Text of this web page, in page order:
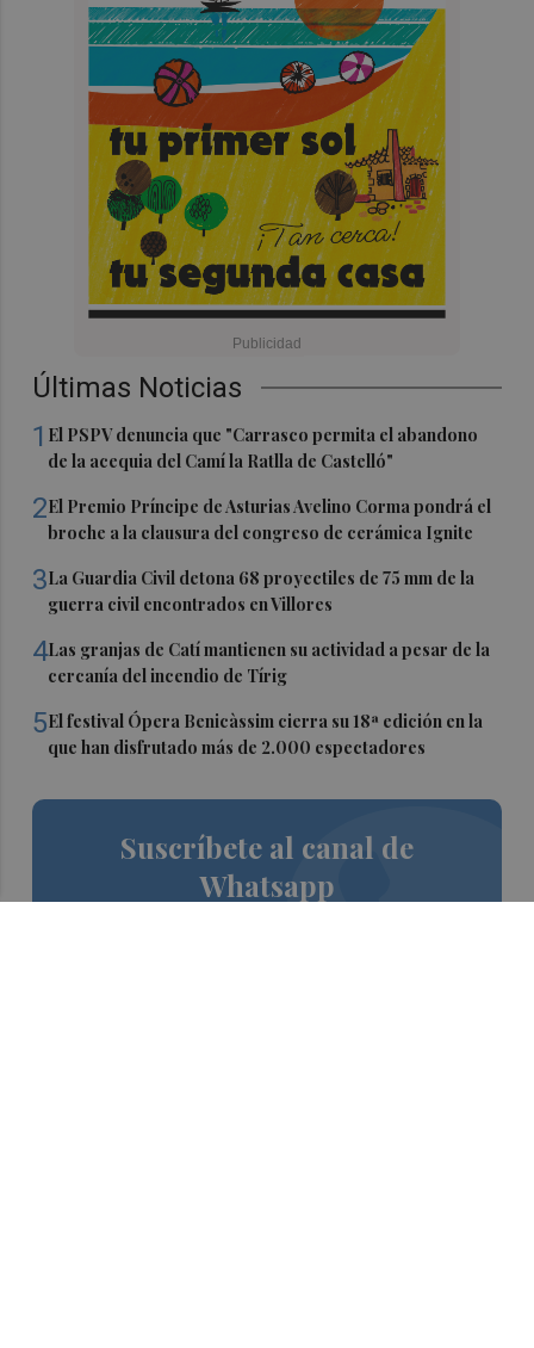
Últimas Noticias
1 El PSPV denuncia que "Carrasco permita el abandono
de la acequia del Camí la Ratlla de Castelló"
2El Premio Príncipe de Asturias Avelino Corma pondrá el
broche a la clausura del congreso de cerámica Ignite
3La Guardia Civil detona 68 proyectiles de 75 mm de la
guerra civil encontrados en Villores
4Las granjas de Catí mantienen su actividad a pesar de la
cercanía del incendio de Tírig
5El festival Ópera Benicàssim cierra su 18ª edición en la
que han disfrutado más de 2.000 espectadores
Suscríbete al canal de
Whatsapp